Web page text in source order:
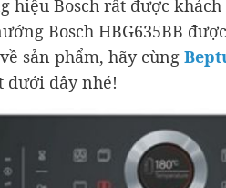
hiệu Bosch rất được
Bosch HBG635BB
sản phẩm, hãy cùng
dưới đây nhé!